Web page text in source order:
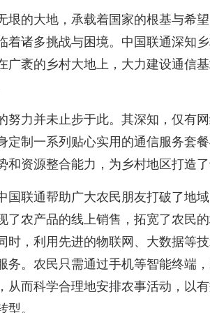
垠的大地，承载着国家的根基与希
着诸多挑战与困境。中国联通深知
广袤的乡村大地上，大力建设通信
努力并未止步于此。其深知，仅有
定制一系列贴心实用的通信服务套
和资源整合能力，为乡村地区打造
国联通帮助广大农民朋友打破了地
了农产品的线上销售，拓宽了农民
时，利用先进的物联网、大数据等
务。农民只需通过手机等智能终端
从而科学合理地安排农事活动，以
型。